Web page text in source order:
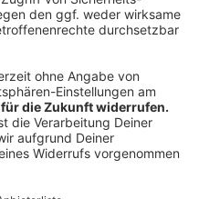
dann das Amtsgericht
Zwangseinweisung nicht
LWL-Klinik entlassen,
Haftbefehl des
festgenommen. Der
am
Er wurde zur